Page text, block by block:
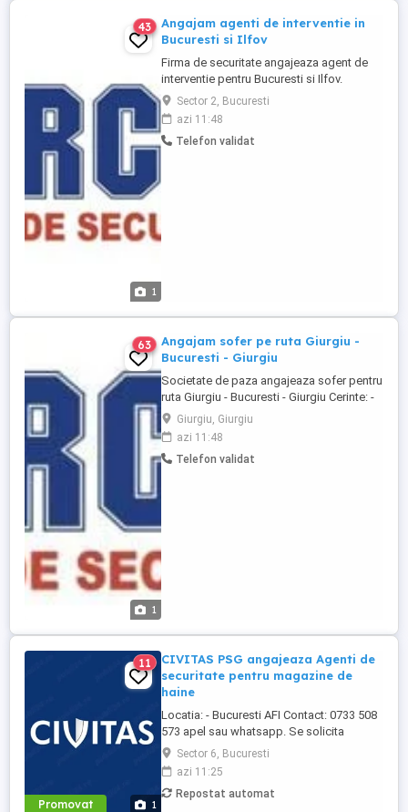
1
43
Angajam agenti de interventie in
Bucuresti si Ilfov
Firma de securitate angajeaza agent de
interventie pentru Bucuresti si Ilfov.
Detinerea permisului auto categoria B este
obligatorie, iar experienta in condus de
minim 2 ani. Atestatul de agent de
securitate este obligatoriu.
Sector 2, Bucuresti
azi 11:48
Telefon validat
1
63
Angajam sofer pe ruta Giurgiu -
Bucuresti - Giurgiu
Societate de paza angajeaza sofer pentru
ruta Giurgiu - Bucuresti - Giurgiu Cerinte: -
punctualitate, responsabilitate, implicare;
Pentru informatii suplimentare, va rog sa
sunati la numarul de telefon din anunt.
Giurgiu, Giurgiu
azi 11:48
Telefon validat
Promovat 1
11
CIVITAS PSG angajeaza Agenti de
securitate pentru magazine de
haine
Locatia: - Bucuresti AFI Contact: 0733 508
573 apel sau whatsapp. Se solicita
experienta in obiective comerciale. Aspect
fizic ingrijit, conditie fizica buna Tarif pe
ora 17-18 lei net Salariu, ore suplimentare,
sporuri declarate si platite conform legii.
Sector 6, Bucuresti
azi 11:25
Repostat automat